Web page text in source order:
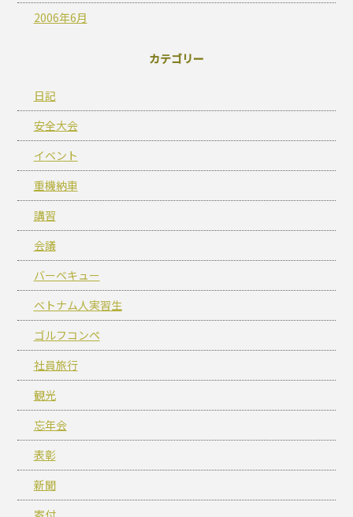
2006年6月
カテゴリー
日記
安全大会
イベント
重機納車
講習
会議
バーベキュー
ベトナム人実習生
ゴルフコンペ
社員旅行
観光
忘年会
表彰
新聞